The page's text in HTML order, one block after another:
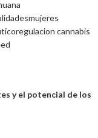
mujeres
regulacion cannabis
y el potencial de los